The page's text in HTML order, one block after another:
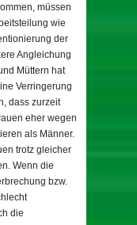
müssen
wie
der
Angleichung
Müttern hat
Verringerung
dass zurzeit
eher wegen
als Männer.
trotz gleicher
Wenn die
bzw.
die